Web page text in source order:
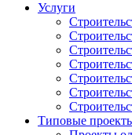
Услуги
Типовые